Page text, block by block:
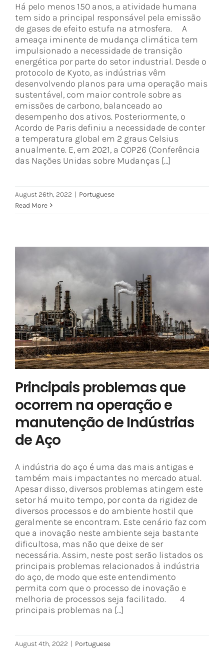
Há pelo menos 150 anos, a atividade humana
tem sido a principal responsável pela emissão
de gases de efeito estufa na atmosfera. A
ameaça iminente de mudança climática tem
impulsionado a necessidade de transição
energética por parte do setor industrial. Desde o
protocolo de Kyoto, as indústrias vêm
desenvolvendo planos para uma operação mais
sustentável, com maior controle sobre as
emissões de carbono, balanceado ao
desempenho dos ativos. Posteriormente, o
Acordo de Paris definiu a necessidade de conter
a temperatura global em 2 graus Celsius
anualmente. E, em 2021, a COP26 (Conferência
das Nações Unidas sobre Mudanças [...]
August 26th, 2022 | Portuguese
Read More
Principais problemas que ocorrem
na operação e manutenção de
Indústrias de Aço
Portuguese
Principais problemas que
ocorrem na operação e
manutenção de Indústrias
de Aço
A indústria do aço é uma das mais antigas e
também mais impactantes no mercado atual.
Apesar disso, diversos problemas atingem este
setor há muito tempo, por conta da rigidez de
diversos processos e do ambiente hostil que
geralmente se encontram. Este cenário faz com
que a inovação neste ambiente seja bastante
dificultosa, mas não que deixe de ser
necessária. Assim, neste post serão listados os
principais problemas relacionados à indústria
do aço, de modo que este entendimento
permita com que o processo de inovação e
melhoria de processos seja facilitado. 4
principais problemas na [...]
August 4th, 2022 | Portuguese